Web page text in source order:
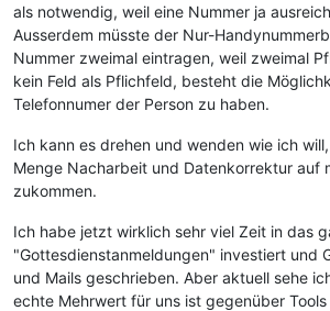
als notwendig, weil eine Nummer ja
Ausserdem müsste der Nur-
Nummer zweimal eintragen, weil zweimal
kein Feld als Pflichfeld, besteht die
Telefonnumer der Person zu haben.
Ich kann es drehen und wenden wie ich
Menge Nacharbeit und Datenkorrektur auf
zukommen.
Ich habe jetzt wirklich sehr viel Zeit in das
"Gottesdienstanmeldungen" investiert und
und Mails geschrieben. Aber aktuell sehe
echte Mehrwert für uns ist gegenüber Tools